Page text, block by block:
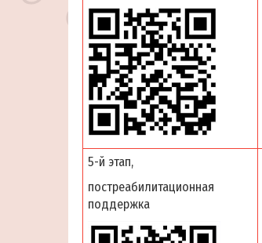
5-й этап,
постреабилитационная
поддержка